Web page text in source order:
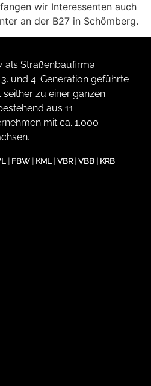
wir Interessenten auch
an der B27 in Schömberg.
als Straßenbaufirma
und 4. Generation geführte
zu einer ganzen
aus 11
mit ca. 1.000
FBW KML VBR| VBB KRB